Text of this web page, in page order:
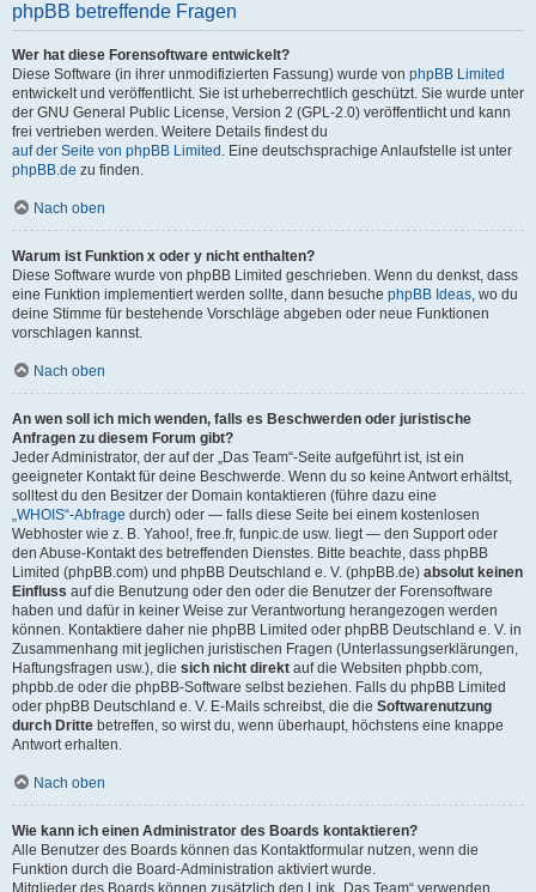
phpBB betreffende Fragen
Wer hat diese Forensoftware entwickelt?
Diese Software (in ihrer unmodifizierten Fassung) wurde von phpBB Limited
entwickelt und veröffentlicht. Sie ist urheberrechtlich geschützt. Sie wurde unter
der GNU General Public License, Version 2 (GPL-2.0) veröffentlicht und kann
frei vertrieben werden. Weitere Details findest du
auf der Seite von phpBB Limited . Eine deutschsprachige Anlaufstelle ist unter
phpBB.de zu finden.
Nach oben
Warum ist Funktion x oder y nicht enthalten?
Diese Software wurde von phpBB Limited geschrieben. Wenn du denkst, dass
eine Funktion implementiert werden sollte, dann besuche phpBB Ideas, wo du
deine Stimme für bestehende Vorschläge abgeben oder neue Funktionen
vorschlagen kannst.
Nach oben
An wen soll ich mich wenden, falls es Beschwerden oder juristische
Anfragen zu diesem Forum gibt?
Jeder Administrator, der auf der „Das Team“-Seite aufgeführt ist, ist ein
geeigneter Kontakt für deine Beschwerde. Wenn du so keine Antwort erhältst,
solltest du den Besitzer der Domain kontaktieren (führe dazu eine
„WHOIS“-Abfrage durch) oder — falls diese Seite bei einem kostenlosen
Webhoster wie z. B. Yahoo!, free.fr, funpic.de usw. liegt — den Support oder
den Abuse-Kontakt des betreffenden Dienstes. Bitte beachte, dass phpBB
Limited (phpBB.com) und phpBB Deutschland e. V. (phpBB.de) absolut keinen
Einfluss auf die Benutzung oder den oder die Benutzer der Forensoftware
haben und dafür in keiner Weise zur Verantwortung herangezogen werden
können. Kontaktiere daher nie phpBB Limited oder phpBB Deutschland e. V. in
Zusammenhang mit jeglichen juristischen Fragen (Unterlassungserklärungen,
Haftungsfragen usw.), die sich nicht direkt auf die Websiten phpbb.com,
phpbb.de oder die phpBB-Software selbst beziehen. Falls du phpBB Limited
oder phpBB Deutschland e. V. E-Mails schreibst, die die Softwarenutzung
durch Dritte betreffen, so wirst du, wenn überhaupt, höchstens eine knappe
Antwort erhalten.
Nach oben
Wie kann ich einen Administrator des Boards kontaktieren?
Alle Benutzer des Boards können das Kontaktformular nutzen, wenn die
Funktion durch die Board-Administration aktiviert wurde.
Mitglieder des Boards können zusätzlich den Link „Das Team“ verwenden.